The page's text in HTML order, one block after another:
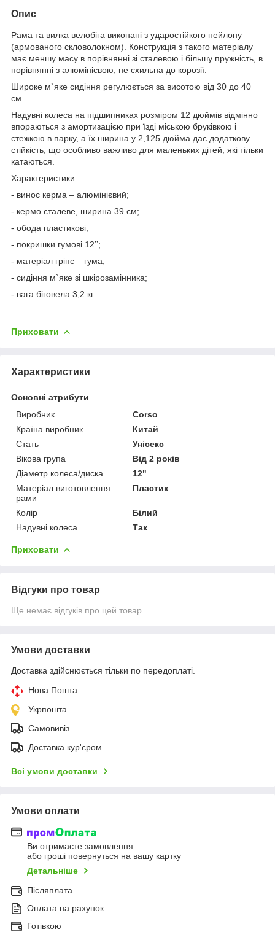
Опис
Рама та вилка велобіга виконані з ударостійкого нейлону
(армованого скловолокном). Конструкція з такого матеріалу
має меншу масу в порівнянні зі сталевою і більшу пружність, в
порівнянні з алюмінієвою, не схильна до корозії.
Широке м`яке сидіння регулюється за висотою від 30 до 40
см.
Надувні колеса на підшипниках розміром 12 дюймів відмінно
впораються з амортизацією при їзді міською бруківкою і
стежкою в парку, а їх ширина у 2,125 дюйма дає додаткову
стійкість, що особливо важливо для маленьких дітей, які тільки
катаються.
Характеристики:
- винос керма – алюмінієвий;
- кермо сталеве, ширина 39 см;
- обода пластикові;
- покришки гумові 12’’;
- матеріал гріпс – гума;
- сидіння м`яке зі шкірозамінника;
- вага біговела 3,2 кг.
Приховати
Характеристики
Основні атрибути
Виробник
Corso
Країна виробник
Китай
Стать
Унісекс
Вікова група
Від 2 років
Діаметр колеса/диска
12"
Матеріал виготовлення
рами
Пластик
Колір
Білий
Надувні колеса
Так
Приховати
Відгуки про товар
Ще немає відгуків про цей товар
Умови доставки
Доставка здійснюється тільки по передоплаті.
Нова Пошта
Укрпошта
Самовивіз
Доставка кур'єром
Всі умови доставки
Умови оплати
Ви отримаєте замовлення
або гроші повернуться на вашу картку
Детальніше
Післяплата
Оплата на рахунок
Готівкою